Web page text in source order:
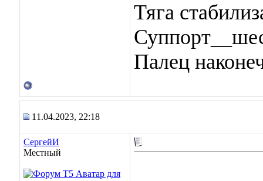
Тяга
Палец
11.04.2023, 22:18
СергейИ
Местный